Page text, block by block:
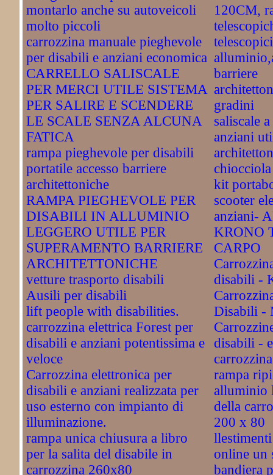
montarlo anche su autoveicoli
molto piccoli
carrozzina manuale pieghevole
per disabili e anziani economica
CARRELLO SALISCALE
PER MERCI UTILE SISTEMA
PER SALIRE E SCENDERE
LE SCALE SENZA ALCUNA
FATICA
rampa pieghevole per disabili
portatile accesso barriere
architettoniche
RAMPA PIEGHEVOLE PER
DISABILI IN ALLUMINIO
LEGGERO UTILE PER
SUPERAMENTO BARRIERE
ARCHITETTONICHE
vetture trasporto disabili
Ausili per disabili
lift people with disabilities.
carrozzina elettrica Forest per
disabili e anziani potentissima e
veloce
Carrozzina elettronica per
disabili e anziani realizzata per
uso esterno con impianto di
illuminazione.
rampa unica chiusura a libro
per la salita del disabile in
carrozzina 260x80
120CM,
barriere
gradini
saliscale
anziani
chiocciola
kit
scooter
anziani-
KRONO
CARPO
disabili -
Disabili -
disabili -
rampa
alluminio
della
200 x 80
online un
bandiera